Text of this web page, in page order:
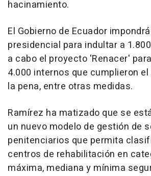
hacinamiento.
El Gobierno de Ecuador
presidencial para indultar a
a cabo el proyecto 'Renacer'
4.000 internos que cumplieron
la pena, entre otras medidas.
Ramírez ha matizado que se
un nuevo modelo de gestión de
penitenciarios que permita
centros de rehabilitación en
máxima, mediana y mínima